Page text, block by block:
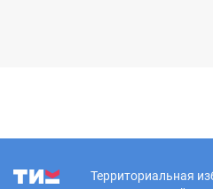
Территориальная